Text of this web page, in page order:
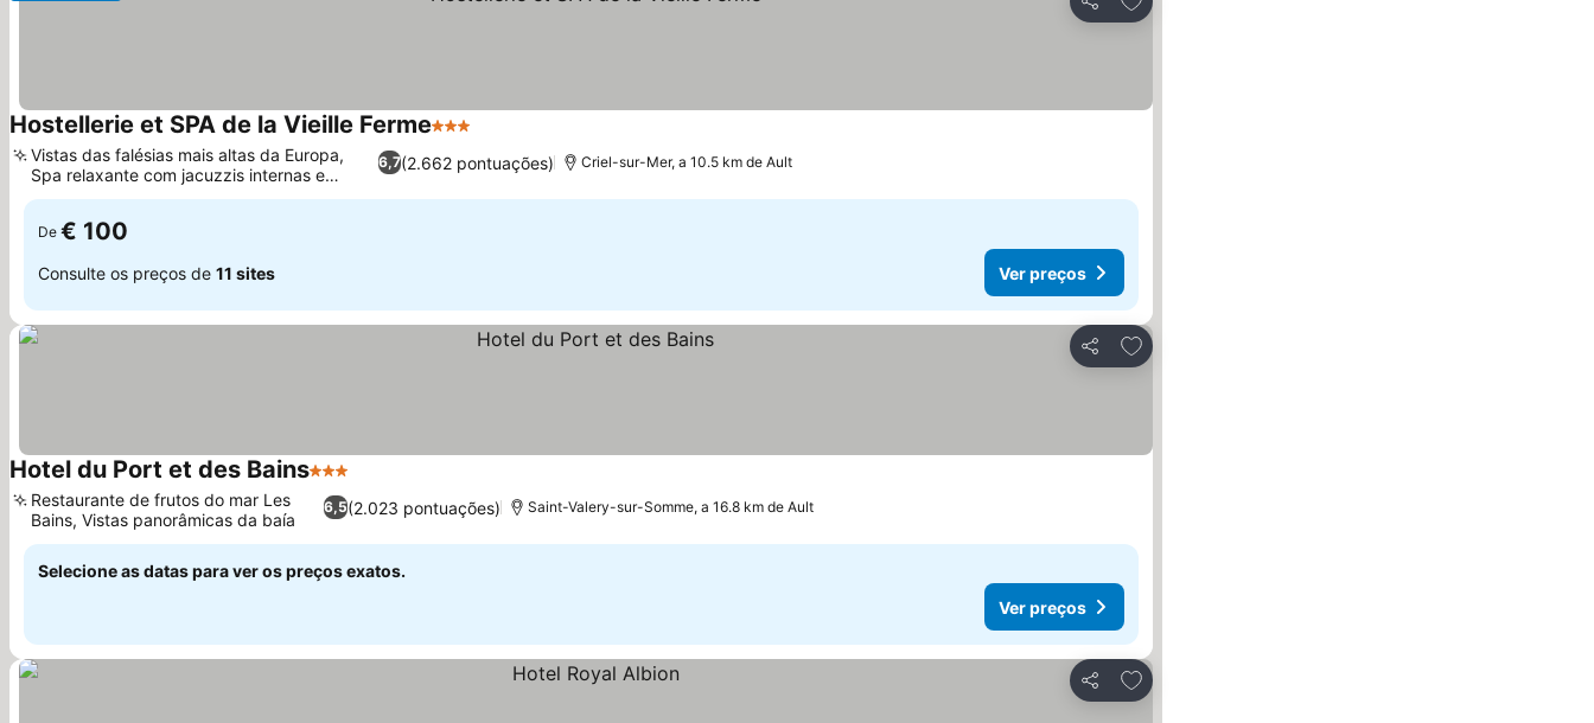
Partilhar
Hostellerie et SPA de la Vieille Ferme3 Estrelas
6,7(2.662 pontuações)
Vistas das falésias mais altas da Europa,
Spa relaxante com jacuzzis internas e
externas
Criel-sur-Mer, a 10.5 km de Ault
De € 100
Consulte os preços de 11 sites Ver preços
Partilhar
Adicionar aos favoritos
Hotel du Port et des Bains3 Estrelas
6,5(2.023 pontuações)
Restaurante de frutos do mar Les
Bains, Vistas panorâmicas da baía
Saint-Valery-sur-Somme, a 16.8 km de Ault
Selecione as datas para ver os preços exatos.
Ver preços
Partilhar
Adicionar aos favoritos